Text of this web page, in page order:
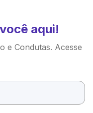
aqui!
e Condutas. Acesse